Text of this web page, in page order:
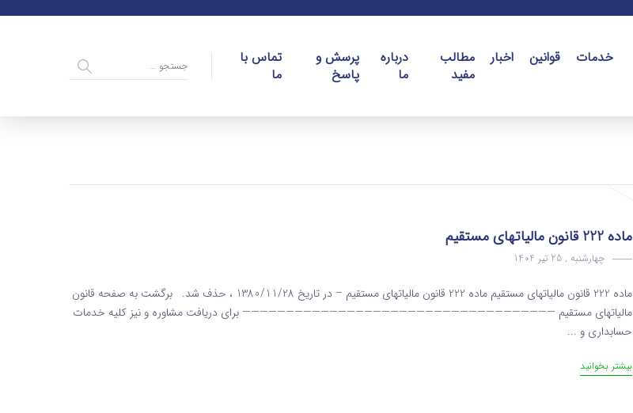
خدمات قوانین اخبار
مطالب
مفید
درباره
ما
پرسش و
پاسخ
تماس با
ما
ماده 222 قانون مالیاتهای مستقیم
چهارشنبه , 25 تیر 1404
ماده 222 قانون مالیاتهای مستقیم ماده 222 قانون مالیاتهای مستقیم – در تاریخ 1380/11/28 ، حذف شد. برگشت به صفحه قانون
مالیاتهای مستقیم ———————————————————————————————————— برای دریافت مشاوره و نیز کلیه خدمات
حسابداری و ...
بیشتر بخوانید